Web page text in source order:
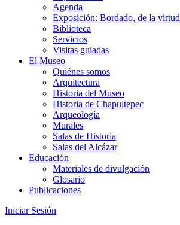
Agenda
Exposición: Bordado, de la virtud
Biblioteca
Servicios
Visitas guiadas
El Museo
Quiénes somos
Arquitectura
Historia del Museo
Historia de Chapultepec
Arqueología
Murales
Salas de Historia
Salas del Alcázar
Educación
Materiales de divulgación
Glosario
Publicaciones
Iniciar Sesión